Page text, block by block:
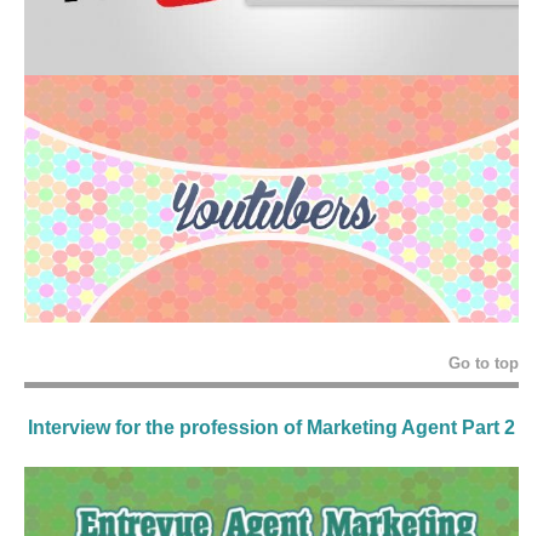
Go to top
Interview for the profession of Marketing Agent Part 2